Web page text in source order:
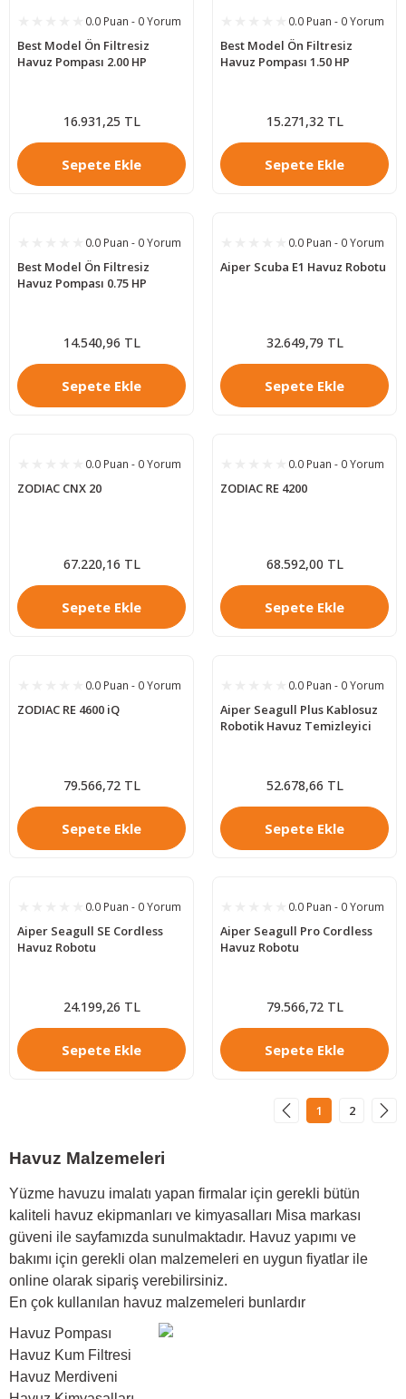
0.0 Puan - 0 Yorum
Best Model Ön Filtresiz
Havuz Pompası 2.00 HP
16.931,25 TL
Sepete Ekle
0.0 Puan - 0 Yorum
Best Model Ön Filtresiz
Havuz Pompası 1.50 HP
15.271,32 TL
Sepete Ekle
0.0 Puan - 0 Yorum
Best Model Ön Filtresiz
Havuz Pompası 0.75 HP
14.540,96 TL
Sepete Ekle
0.0 Puan - 0 Yorum
Aiper Scuba E1 Havuz Robotu
32.649,79 TL
Sepete Ekle
0.0 Puan - 0 Yorum
ZODIAC CNX 20
67.220,16 TL
Sepete Ekle
0.0 Puan - 0 Yorum
ZODIAC RE 4200
68.592,00 TL
Sepete Ekle
0.0 Puan - 0 Yorum
ZODIAC RE 4600 iQ
79.566,72 TL
Sepete Ekle
0.0 Puan - 0 Yorum
Aiper Seagull Plus Kablosuz
Robotik Havuz Temizleyici
52.678,66 TL
Sepete Ekle
0.0 Puan - 0 Yorum
Aiper Seagull SE Cordless
Havuz Robotu
24.199,26 TL
Sepete Ekle
0.0 Puan - 0 Yorum
Aiper Seagull Pro Cordless
Havuz Robotu
79.566,72 TL
Sepete Ekle
1 2
Havuz Malzemeleri
Yüzme havuzu imalatı yapan firmalar için gerekli bütün
kaliteli havuz ekipmanları ve kimyasalları Misa markası
güveni ile sayfamızda sunulmaktadır. Havuz yapımı ve
bakımı için gerekli olan malzemeleri en uygun fiyatlar ile
online olarak sipariş verebilirsiniz.
En çok kullanılan havuz malzemeleri bunlardır
Havuz Pompası
Havuz Kum Filtresi
Havuz Merdiveni